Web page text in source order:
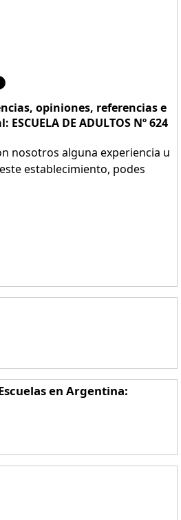
opiniones, referencias e
DE ADULTOS Nº 624
nosotros alguna experiencia u
establecimiento, podes
en Argentina: